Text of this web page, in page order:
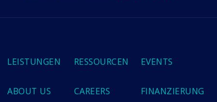
LEISTUNGEN RESSOURCEN EVENTS
ABOUT US CAREERS FINANZIERUNG